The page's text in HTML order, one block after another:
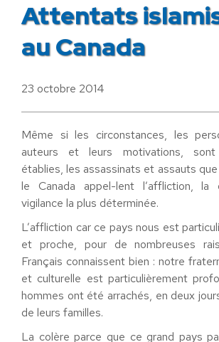
Attentats
au Canada
23 octobre 2014
Même si les circonstances, les
auteurs et leurs motivations,
établies, les assassinats et assauts
le Canada appel-lent l’affliction,
vigilance la plus déterminée.
L’affliction car ce pays nous est
et proche, pour de nombreuses
Français connaissent bien : notre
et culturelle est particulièrement
hommes ont été arrachés, en deux
de leurs familles.
La colère parce que ce grand pays